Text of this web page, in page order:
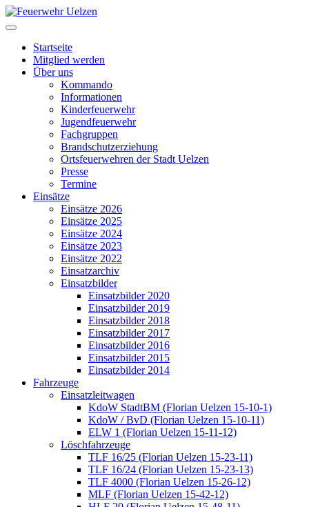
Startseite
Mitglied werden
Über uns
Kommando
Informationen
Kinderfeuerwehr
Jugendfeuerwehr
Fachgruppen
Brandschutzerziehung
Ortsfeuerwehren der Stadt Uelzen
Presse
Termine
Einsätze
Einsätze 2026
Einsätze 2025
Einsätze 2024
Einsätze 2023
Einsätze 2022
Einsatzarchiv
Einsatzbilder
Einsatzbilder 2020
Einsatzbilder 2019
Einsatzbilder 2018
Einsatzbilder 2017
Einsatzbilder 2016
Einsatzbilder 2015
Einsatzbilder 2014
Fahrzeuge
Einsatzleitwagen
KdoW StadtBM (Florian Uelzen 15-10-1)
KdoW / BvD (Florian Uelzen 15-10-11)
ELW 1 (Florian Uelzen 15-11-12)
Löschfahrzeuge
TLF 16/25 (Florian Uelzen 15-23-11)
TLF 16/24 (Florian Uelzen 15-23-13)
TLF 4000 (Florian Uelzen 15-26-12)
MLF (Florian Uelzen 15-42-12)